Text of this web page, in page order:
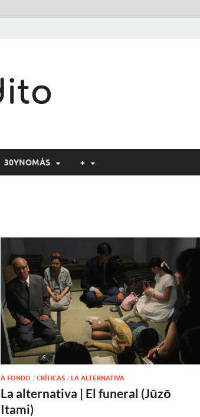
30YNOMÁS +
A FONDO / CRÍTICAS / LA ALTERNATIVA
La alternativa | El funeral (Jūzō
Itami)